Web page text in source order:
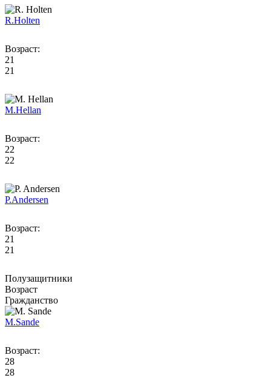
R.Holten
Возраст:
21
21
M.Hellan
Возраст:
22
22
P.Andersen
Возраст:
21
21
Полузащитники
Возраст
Гражданство
M.Sande
Возраст:
28
28